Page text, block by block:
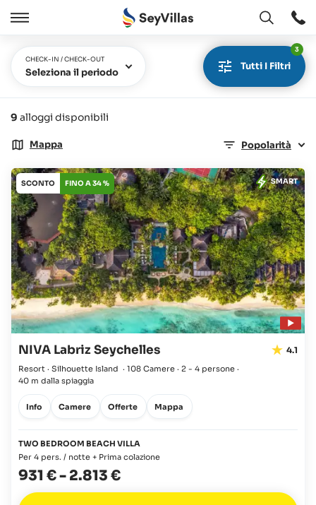
Chiudere
Aperto
CHECK-IN / CHECK-OUT
Seleziona il periodo Tutti I Filtri
3
9 alloggi disponibili
Mappa Popolarità
SCONTO FINO A 34 % SMART
NIVA Labriz Seychelles 4.1
Resort · Silhouette Island · 108 Camere · 2 - 4 persone ·
40 m dalla spiaggia
Info Camere Offerte Mappa
TWO BEDROOM BEACH VILLA
Per 4 pers. / notte + Prima colazione
931 €- 2.813 €